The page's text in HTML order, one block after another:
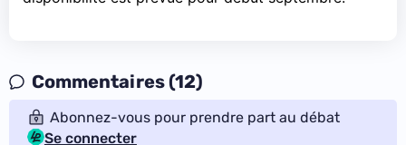
Commentaires (12)
Abonnez-vous pour prendre part au débat
Se connecter